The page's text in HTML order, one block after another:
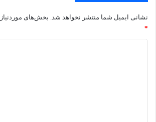
نشانی ایمیل شما منتشر نخواهد شد. بخش‌های
*